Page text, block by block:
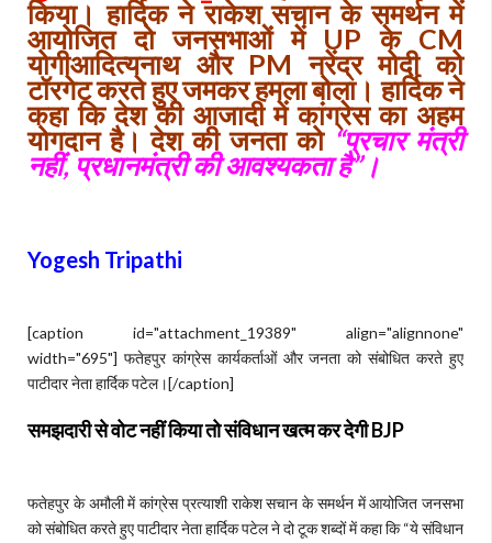
किया। हार्दिक ने राकेश सचान के समर्थन में
आयोजित दो जनसभाओं में UP के CM
योगीआदित्यनाथ और PM नरेंद्र मोदी को
टॉरगेट करते हुए जमकर हमला बोला। हार्दिक ने
कहा कि देश की आजादी में कांग्रेस का अहम
योगदान है। देश की जनता को “प्रचार मंत्री
नहीं, प्रधानमंत्री की आवश्यकता है”।
Yogesh Tripathi
[caption id="attachment_19389" align="alignnone"
width="695"] फतेहपुर कांग्रेस कार्यकर्ताओं और जनता को संबोधित करते हुए
पाटीदार नेता हार्दिक पटेल।[/caption]
समझदारी से वोट नहीं किया तो संविधान खत्म कर देगी BJP
फतेहपुर के अमौली में कांग्रेस प्रत्याशी राकेश सचान के समर्थन में आयोजित जनसभा
को संबोधित करते हुए पाटीदार नेता हार्दिक पटेल ने दो टूक शब्दों में कहा कि “ये संविधान